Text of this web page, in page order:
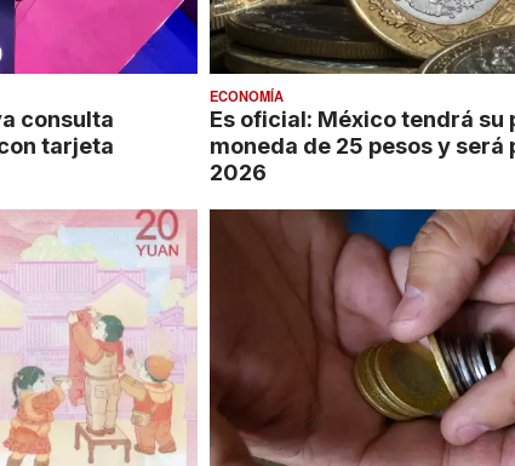
consulta
tarjeta
ECONOMÍA
Es oficial: México tendrá su
moneda de 25 pesos y será
2026